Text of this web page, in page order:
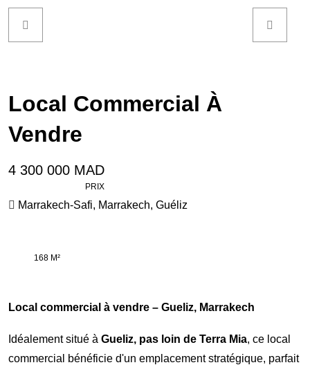
Local Commercial À
Vendre
4 300 000 MAD
PRIX
Marrakech-Safi, Marrakech, Guéliz
168 M²
Local commercial à vendre – Gueliz, Marrakech
Idéalement situé à Gueliz, pas loin de Terra Mia, ce local
commercial bénéficie d'un emplacement stratégique, parfait